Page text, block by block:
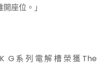
座位。」
G系列電解槽榮獲The